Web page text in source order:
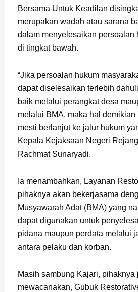
Bersama Untuk Keadilan
merupakan wadah atau sarana
dalam menyelesaikan persoalan
di tingkat bawah.
“Jika persoalan hukum
dapat diselesaikan terlebih
baik melalui perangkat desa
melalui BMA, maka hal
mesti berlanjut ke jalur hukum
Kepala Kejaksaan Negeri
Rachmat Sunaryadi.
Ia menambahkan, Layanan
pihaknya akan bekerjasama
Musyawarah Adat (BMA) yang
dapat digunakan untuk
pidana maupun perdata melalui
antara pelaku dan korban.
Masih sambung Kajari, pihaknya
mewacanakan, Gubuk